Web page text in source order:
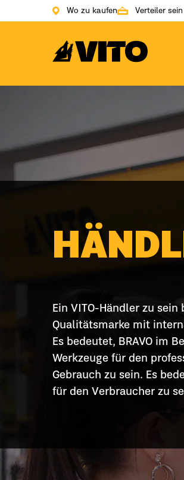
Wo zu kaufen Verteiler sein
Zur Hauptseite gehen
Ein VITO-Händler zu
Qualitätsmarke mit
Es bedeutet, BRAVO im
Werkzeuge für den
Gebrauch zu sein. Es
für den Verbraucher zu